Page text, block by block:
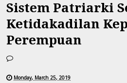
Sistem Patriarki
Ketidakadilan
Perempuan
Monday, March 25, 2019